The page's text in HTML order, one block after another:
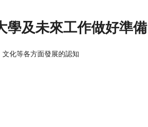
學及未來工作做好準備
化等各方面發展的認知